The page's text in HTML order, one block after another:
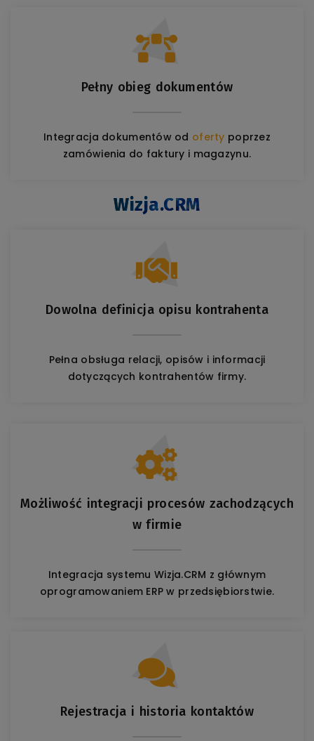
Pełny obieg dokumentów
Integracja dokumentów od oferty poprzez
zamówienia do faktury i magazynu.
Wizja.CRM
Dowolna definicja opisu kontrahenta
Pełna obsługa relacji, opisów i informacji
dotyczących kontrahentów firmy.
Możliwość integracji procesów zachodzących
w firmie
Integracja systemu Wizja.CRM z głównym
oprogramowaniem ERP w przedsiębiorstwie.
Rejestracja i historia kontaktów